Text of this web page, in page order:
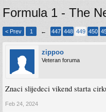
Formula 1 - The
< Prev 1 ← 447 448 449 450
zippoo
Veteran foruma
Znaci slijedeci vikend starta
Feb 24, 2024